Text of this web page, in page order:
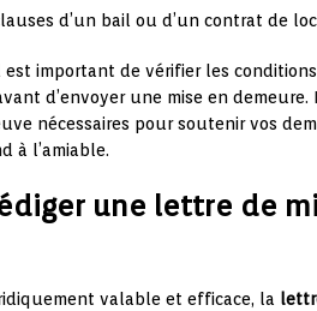
d’un bail ou d’un contrat de
est important de vérifier les
d’envoyer une mise en
nécessaires pour soutenir vos
à l’amiable.
une lettre de
valable et efficace, la